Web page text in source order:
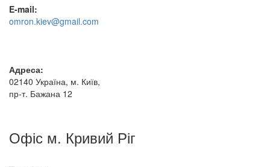
E-mail:
omron.kiev@gmail.com
Адреса:
02140 Україна, м. Київ,
пр-т. Бажана 12
Офіс м. Кривий Ріг